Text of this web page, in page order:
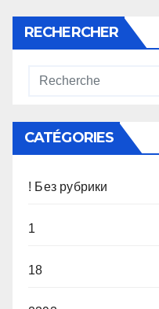
RECHERCHER
CATÉGORIES
! Без рубрики
1
18